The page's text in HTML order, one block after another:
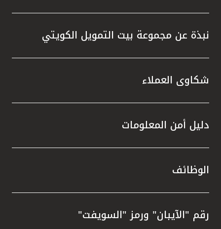
نبذة عن مجموعة بيت التمويل الكويتي
شكاوى العملاء
دليل أمن المعلومات
الوظائف
رقم "الآيبان" ورمز "السويفت"